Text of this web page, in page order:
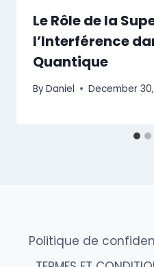
Le Rôle de la
l’Interférence
Quantique
ByDaniel December
Politique de